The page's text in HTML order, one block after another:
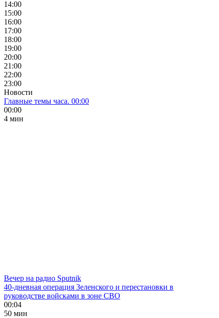
14:00
15:00
16:00
17:00
18:00
19:00
20:00
21:00
22:00
23:00
Новости
Главные темы часа. 00:00
00:00
4 мин
Вечер на радио Sputnik
40-дневная операция Зеленского и перестановки в
руководстве войсками в зоне СВО
00:04
50 мин